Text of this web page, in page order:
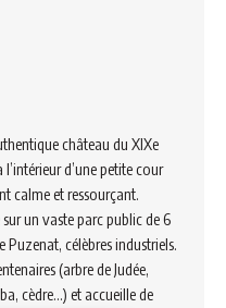
château du XIXe
d’une petite cour
calme et ressourçant.
un vaste parc public de 6
célèbres industriels.
(arbre de Judée,
cèdre…) et accueille de